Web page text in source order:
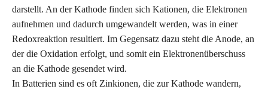
darstellt. An der Kathode finden sich Kationen, die Elektronen
aufnehmen und dadurch umgewandelt werden, was in einer
Redoxreaktion resultiert. Im Gegensatz dazu steht die Anode, an
der die Oxidation erfolgt, und somit ein Elektronenüberschuss
an die Kathode gesendet wird.
In Batterien sind es oft Zinkionen, die zur Kathode wandern,